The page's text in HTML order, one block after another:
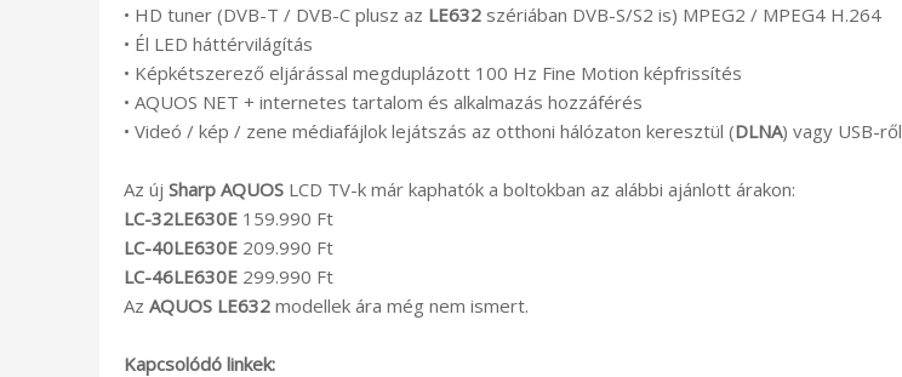
• HD tuner (DVB-T / DVB-C plusz az LE632 szériában DVB-S/S2 is) MPEG2 / MPEG4 H.264
• Él LED háttérvilágítás
• Képkétszerező eljárással megduplázott 100 Hz Fine Motion képfrissítés
• AQUOS NET + internetes tartalom és alkalmazás hozzáférés
• Videó / kép / zene médiafájlok lejátszás az otthoni hálózaton keresztül (DLNA) vagy USB-ről
Az új Sharp AQUOS LCD TV-k már kaphatók a boltokban az alábbi ajánlott árakon:
LC-32LE630E 159.990 Ft
LC-40LE630E 209.990 Ft
LC-46LE630E 299.990 Ft
Az AQUOS LE632 modellek ára még nem ismert.
Kapcsolódó linkek: